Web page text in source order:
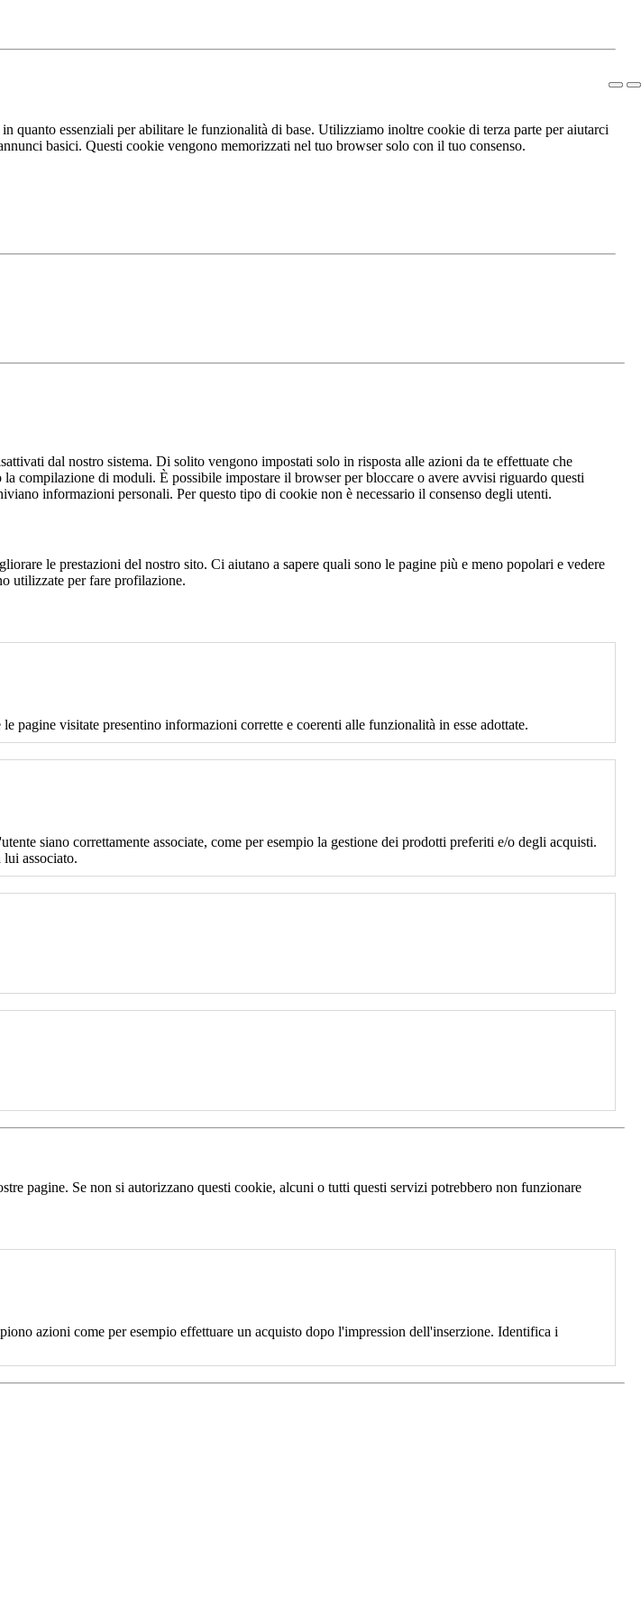
quanto essenziali per abilitare le funzionalità di base. Utilizziamo inoltre cookie di terza parte per aiutarci
basici. Questi cookie vengono memorizzati nel tuo browser solo con il tuo consenso.
dal nostro sistema. Di solito vengono impostati solo in risposta alle azioni da te effettuate che
compilazione di moduli. È possibile impostare il browser per bloccare o avere avvisi riguardo questi
informazioni personali. Per questo tipo di cookie non è necessario il consenso degli utenti.
le prestazioni del nostro sito. Ci aiutano a sapere quali sono le pagine più e meno popolari e vedere
utilizzate per fare profilazione.
visitate presentino informazioni corrette e coerenti alle funzionalità in esse adottate.
siano correttamente associate, come per esempio la gestione dei prodotti preferiti e/o degli acquisti.
associato.
pagine. Se non si autorizzano questi cookie, alcuni o tutti questi servizi potrebbero non funzionare
azioni come per esempio effettuare un acquisto dopo l'impression dell'inserzione. Identifica i